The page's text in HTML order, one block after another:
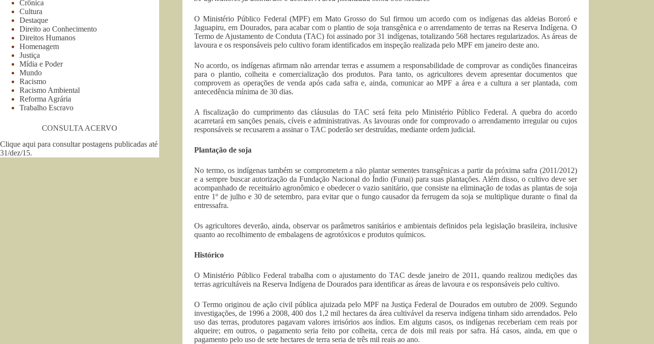
O Ministério Público Federal (MPF) em Mato Grosso do Sul firmou um acordo com os indígenas das aldeias Bororó e
Jaguapiru, em Dourados, para acabar com o plantio de soja transgênica e o arrendamento de terras na Reserva Indígena. O
Termo de Ajustamento de Conduta (TAC) foi assinado por 31 indígenas, totalizando 568 hectares regularizados. As áreas de
lavoura e os responsáveis pelo cultivo foram identificados em inspeção realizada pelo MPF em janeiro deste ano.
No acordo, os indígenas afirmam não arrendar terras e assumem a responsabilidade de comprovar as condições financeiras
para o plantio, colheita e comercialização dos produtos. Para tanto, os agricultores devem apresentar documentos que
comprovem as operações de venda após cada safra e, ainda, comunicar ao MPF a área e a cultura a ser plantada, com
antecedência mínima de 30 dias.
A fiscalização do cumprimento das cláusulas do TAC será feita pelo Ministério Público Federal. A quebra do acordo
acarretará em sanções penais, cíveis e administrativas. As lavouras onde for comprovado o arrendamento irregular ou cujos
responsáveis se recusarem a assinar o TAC poderão ser destruídas, mediante ordem judicial.
Plantação de soja
No termo, os indígenas também se comprometem a não plantar sementes transgênicas a partir da próxima safra (2011/2012)
e a sempre buscar autorização da Fundação Nacional do Índio (Funai) para suas plantações. Além disso, o cultivo deve ser
acompanhado de receituário agronômico e obedecer o vazio sanitário, que consiste na eliminação de todas as plantas de soja
entre 1º de julho e 30 de setembro, para evitar que o fungo causador da ferrugem da soja se multiplique durante o final da
entressafra.
Os agricultores deverão, ainda, observar os parâmetros sanitários e ambientais definidos pela legislação brasileira, inclusive
quanto ao recolhimento de embalagens de agrotóxicos e produtos químicos.
Histórico
O Ministério Público Federal trabalha com o ajustamento do TAC desde janeiro de 2011, quando realizou medições das
terras agricultáveis na Reserva Indígena de Dourados para identificar as áreas de lavoura e os responsáveis pelo cultivo.
O Termo originou de ação civil pública ajuizada pelo MPF na Justiça Federal de Dourados em outubro de 2009. Segundo
investigações, de 1996 a 2008, 400 dos 1,2 mil hectares da área cultivável da reserva indígena tinham sido arrendados. Pelo
uso das terras, produtores pagavam valores irrisórios aos índios. Em alguns casos, os indígenas receberiam cem reais por
alqueire; em outros, o pagamento seria feito por colheita, cerca de dois mil reais por safra. Há casos, ainda, em que o
pagamento pelo uso de sete hectares de terra seria de três mil reais ao ano.
Crônica
Cultura
Destaque
Direito ao Conhecimento
Direitos Humanos
Homenagem
Justiça
Mídia e Poder
Mundo
Racismo
Racismo Ambiental
Reforma Agrária
Trabalho Escravo
CONSULTA ACERVO
Clique aqui para consultar postagens publicadas até
31/dez/15.